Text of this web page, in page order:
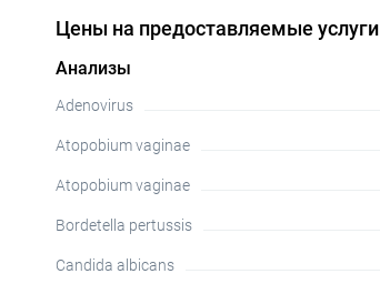
Цены на предоставляемые услуги
Анализы
Adenovirus
Atopobium vaginae
Atopobium vaginae
Bordetella pertussis
Candida albicans